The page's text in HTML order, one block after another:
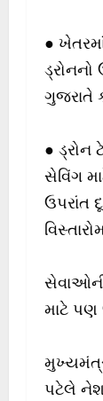
●
ગુજરાતે
● ડ્રોન
સેવિંગ
ઉપરાંત
સેવાઓની
માટે પણ
પટેલે